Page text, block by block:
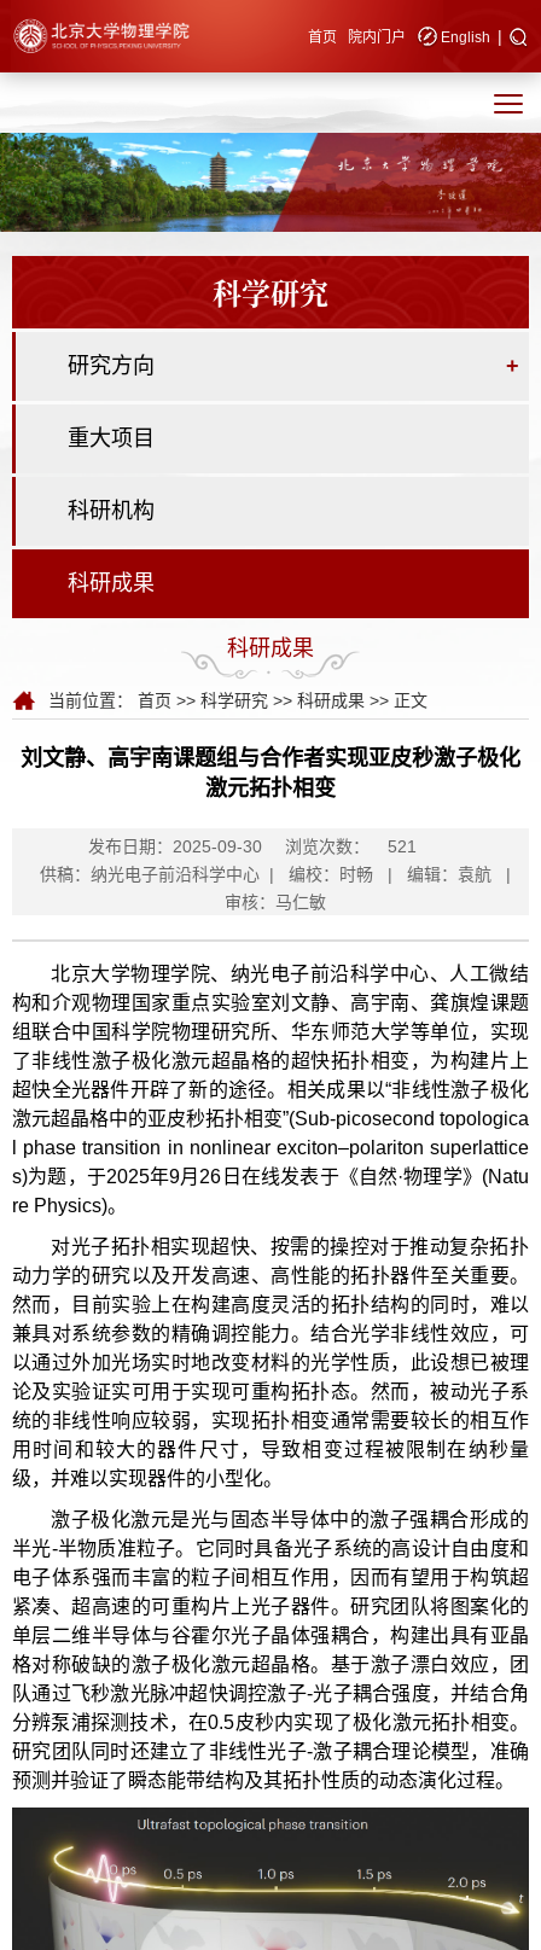
快速导航 首页 院内门户 English |
科学研究
研究方向 +
重大项目
科研机构
科研成果
科研成果
当前位置： 首页 >> 科学研究 >> 科研成果 >> 正文
刘文静、高宇南课题组与合作者实现亚皮秒激子极化
激元拓扑相变
发布日期：2025-09-30 浏览次数：
521
供稿：纳光电子前沿科学中心 | 编校：时畅 | 编辑：袁航 |
审核：马仁敏
北京大学物理学院、纳光电子前沿科学中心、人工微结
构和介观物理国家重点实验室刘文静、高宇南、龚旗煌课题
组联合中国科学院物理研究所、华东师范大学等单位，实现
了非线性激子极化激元超晶格的超快拓扑相变，为构建片上
超快全光器件开辟了新的途径。相关成果以“非线性激子极化
激元超晶格中的亚皮秒拓扑相变”(Sub-picosecond topologica
l phase transition in nonlinear exciton–polariton superlattice
s)为题，于2025年9月26日在线发表于《自然·物理学》(Natu
re Physics)。
对光子拓扑相实现超快、按需的操控对于推动复杂拓扑
动力学的研究以及开发高速、高性能的拓扑器件至关重要。
然而，目前实验上在构建高度灵活的拓扑结构的同时，难以
兼具对系统参数的精确调控能力。结合光学非线性效应，可
以通过外加光场实时地改变材料的光学性质，此设想已被理
论及实验证实可用于实现可重构拓扑态。然而，被动光子系
统的非线性响应较弱，实现拓扑相变通常需要较长的相互作
用时间和较大的器件尺寸，导致相变过程被限制在纳秒量
级，并难以实现器件的小型化。
激子极化激元是光与固态半导体中的激子强耦合形成的
半光-半物质准粒子。它同时具备光子系统的高设计自由度和
电子体系强而丰富的粒子间相互作用，因而有望用于构筑超
紧凑、超高速的可重构片上光子器件。研究团队将图案化的
单层二维半导体与谷霍尔光子晶体强耦合，构建出具有亚晶
格对称破缺的激子极化激元超晶格。基于激子漂白效应，团
队通过飞秒激光脉冲超快调控激子-光子耦合强度，并结合角
分辨泵浦探测技术，在0.5皮秒内实现了极化激元拓扑相变。
研究团队同时还建立了非线性光子-激子耦合理论模型，准确
预测并验证了瞬态能带结构及其拓扑性质的动态演化过程。